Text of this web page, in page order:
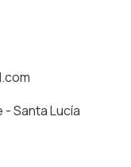
- Santa Lucía